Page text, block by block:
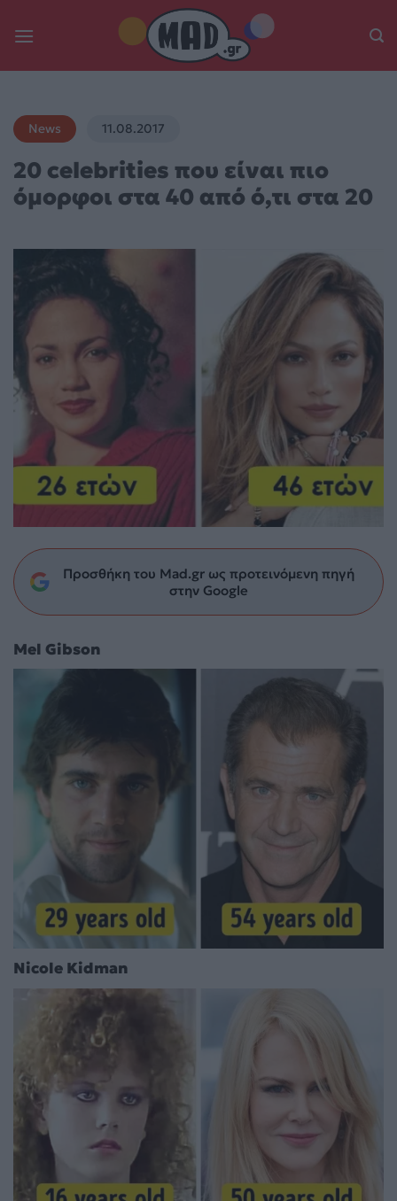
News 11.08.2017
20 celebrities που είναι πιο
όμορφοι στα 40 από ό,τι στα 20
Προσθήκη του Mad.gr ως προτεινόμενη πηγή
στην Google
Mel Gibson
Nicole Kidman